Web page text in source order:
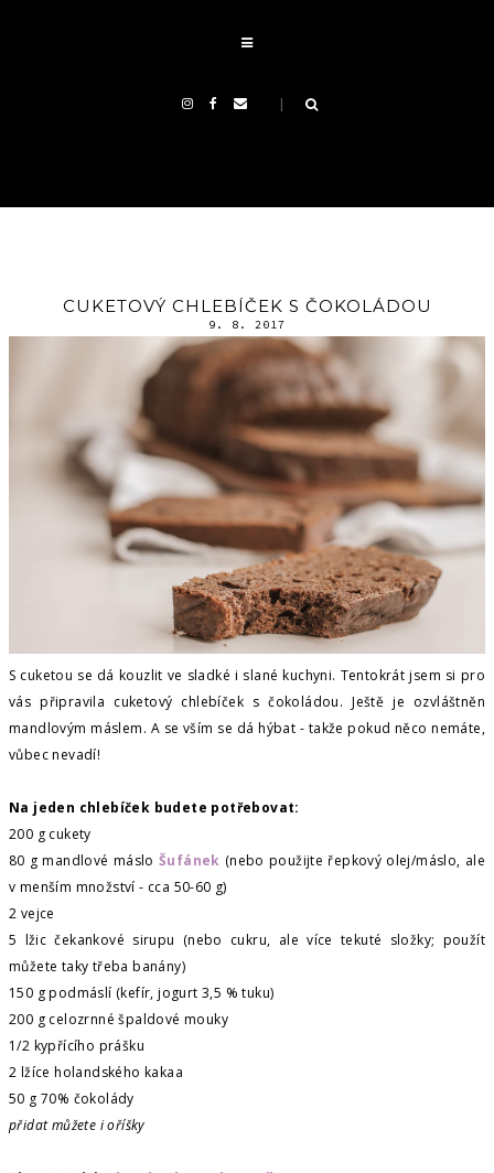
CUKETOVÝ CHLEBÍČEK S ČOKOLÁDOU
9. 8. 2017
S cuketou se dá kouzlit ve sladké i slané kuchyni. Tentokrát jsem si pro
vás připravila cuketový chlebíček s čokoládou. Ještě je ozvláštněn
mandlovým máslem. A se vším se dá hýbat - takže pokud něco nemáte,
vůbec nevadí!
Na jeden chlebíček budete potřebovat:
200 g cukety
80 g mandlové máslo Šufánek (nebo použijte řepkový olej/máslo, ale
v menším množství - cca 50-60 g)
2 vejce
5 lžic čekankové sirupu (nebo cukru, ale více tekuté složky; použít
můžete taky třeba banány)
150 g podmáslí (kefír, jogurt 3,5 % tuku)
200 g celozrnné špaldové mouky
1/2 kypřícího prášku
2 lžíce holandského kakaa
50 g 70% čokolády
přidat můžete i oříšky